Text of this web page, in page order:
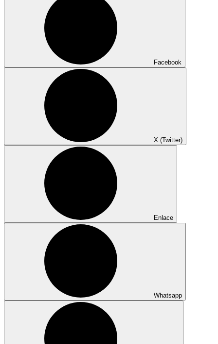
Facebook
X (Twitter)
Enlace
Whatsapp